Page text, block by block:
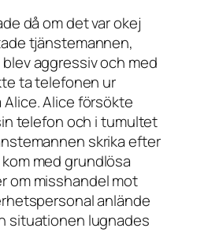
då om det var okej
tjänstemannen,
aggressiv och med
ta telefonen ur
Alice. Alice försökte
telefon och i tumultet
skrika efter
med grundlösa
om misshandel mot
anlände
situationen lugnades